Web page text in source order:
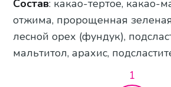
Состав: какао-тертое, какао-
отжима, пророщенная
лесной орех (фундук),
мальтитол, арахис,
1